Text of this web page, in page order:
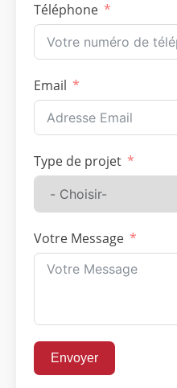
Téléphone
Email
Type de projet
Votre Message
Envoyer